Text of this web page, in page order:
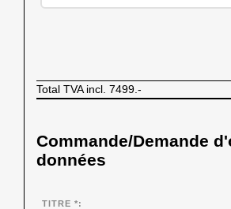
Total TVA incl. 7499.-
Commande/Demande
données
TITRE *